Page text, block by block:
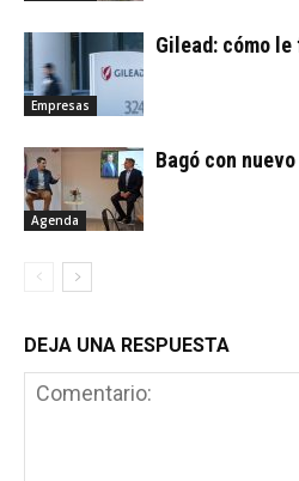
Empresas
Gilead: cómo
Agenda
Bagó con
DEJA UNA RESPUESTA